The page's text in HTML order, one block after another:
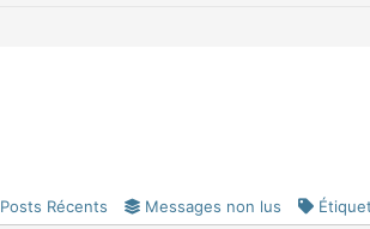
Posts Récents Messages non lus